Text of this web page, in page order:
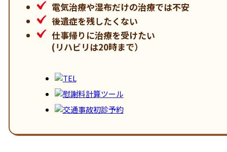
電気治療や湿布だけの治療では不安
後遺症を残したくない
仕事帰りに治療を受けたい
(リハビリは20時まで）